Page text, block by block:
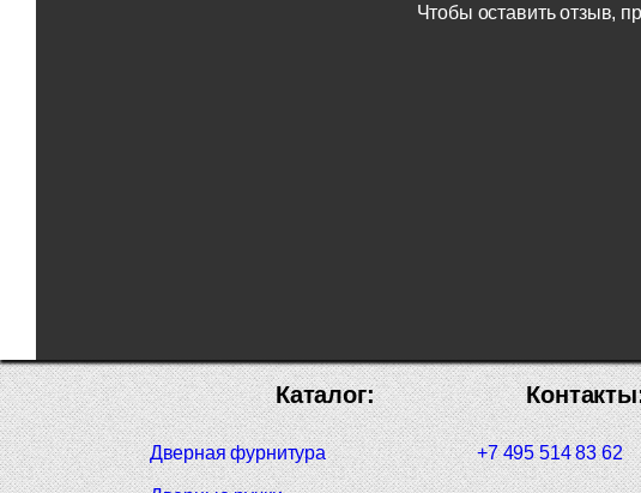
Чтобы оставить отзыв,
+7 495 514 83 62
Каталог:
Дверная фурнитура